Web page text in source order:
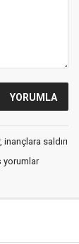
saldırı
yorumlar